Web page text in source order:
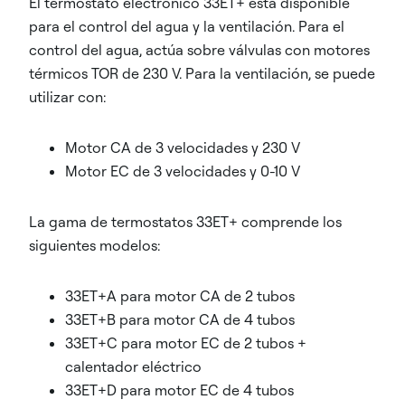
para el control del agua y la ventilación. Para el
control del agua, actúa sobre válvulas con motores
térmicos TOR de 230 V. Para la ventilación, se puede
utilizar con:
Motor CA de 3 velocidades y 230 V
Motor EC de 3 velocidades y 0-10 V
La gama de termostatos 33ET+ comprende los
siguientes modelos:
33ET+A para motor CA de 2 tubos
33ET+B para motor CA de 4 tubos
33ET+C para motor EC de 2 tubos +
calentador eléctrico
33ET+D para motor EC de 4 tubos